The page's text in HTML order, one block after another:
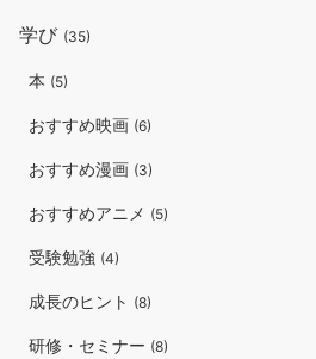
学び (35)
本 (5)
おすすめ映画 (6)
おすすめ漫画 (3)
おすすめアニメ (5)
受験勉強 (4)
成長のヒント (8)
研修・セミナー (8)